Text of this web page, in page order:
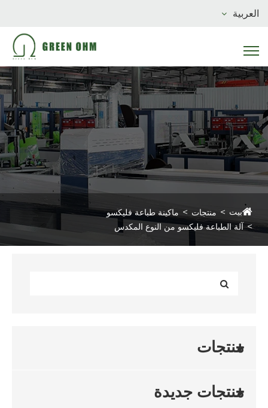
العربية
بيت منتجات
ماكينة طباعة فليكسو
آلة الطباعة فليكسو من النوع المكدس
منتجات
منتجات جديدة